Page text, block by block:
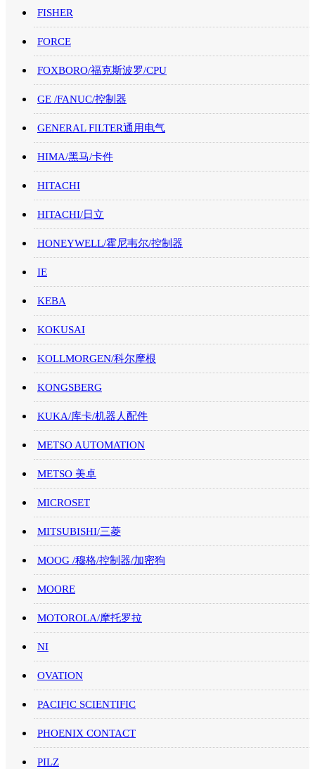
FISHER
FORCE
FOXBORO/福克斯波罗/CPU
GE /FANUC/控制器
GENERAL FILTER通用电气
HIMA/黑马/卡件
HITACHI
HITACHI/日立
HONEYWELL/霍尼韦尔/控制器
IE
KEBA
KOKUSAI
KOLLMORGEN/科尔摩根
KONGSBERG
KUKA/库卡/机器人配件
METSO AUTOMATION
METSO 美卓
MICROSET
MITSUBISHI/三菱
MOOG /穆格/控制器/加密狗
MOORE
MOTOROLA/摩托罗拉
NI
OVATION
PACIFIC SCIENTIFIC
PHOENIX CONTACT
PILZ